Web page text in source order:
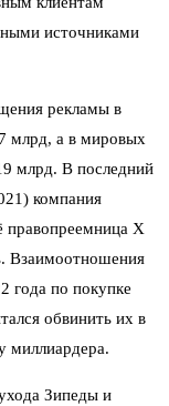
источниками
рекламы в
млрд, а в мировых
млрд. В последний
компания
правопреемница X
Взаимоотношения
года по покупке
обвинить их в
миллиардера.
Зипеды и